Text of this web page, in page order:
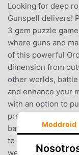
Looking for deep
Gunspell delivers!
3 gem puzzle
where guns and
of this powerful
dimension from
other worlds,
and enhance your
with an option to
premium account.*
battles with a lot
to explore*
weapons, items,
Moddroid